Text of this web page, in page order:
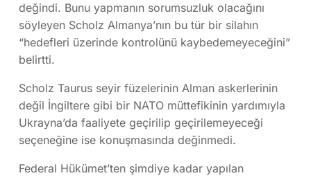
değindi. Bunu yapmanın sorumsuzluk olacağını
söyleyen Scholz Almanya’nın bu tür bir silahın
“hedefleri üzerinde kontrolünü kaybedemeyeceğini”
belirtti.
Scholz Taurus seyir füzelerinin Alman askerlerinin
değil İngiltere gibi bir NATO müttefikinin yardımıyla
Ukrayna’da faaliyete geçirilip geçirilemeyeceği
seçeneğine ise konuşmasında değinmedi.
Federal Hükümet’ten şimdiye kadar yapılan